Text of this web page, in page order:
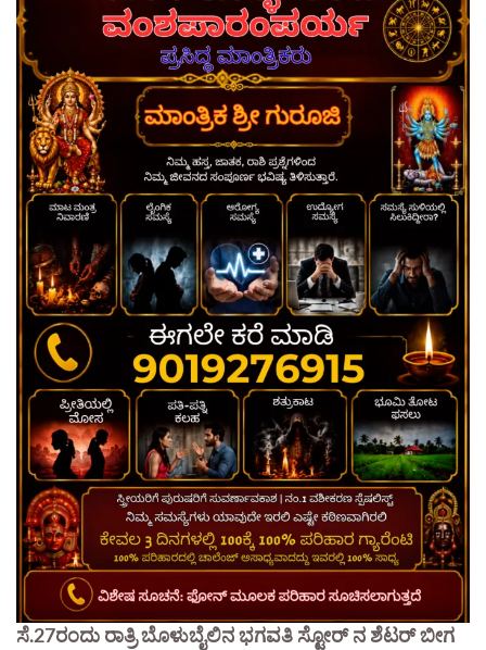
ಸೆ.27ರಂದು ರಾತ್ರಿ ಬೊಳುಬೈಲಿನ ಭಗವತಿ ಸ್ಟೋರ್ ನ ಶೆಟರ್ ಬೀಗ